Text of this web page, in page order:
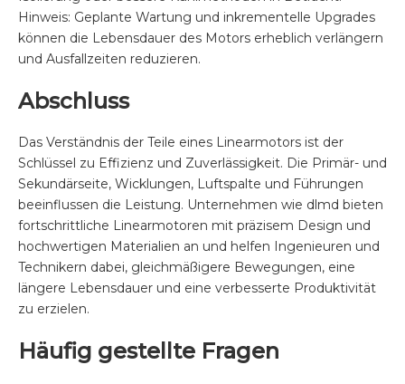
Hinweis: Geplante Wartung und inkrementelle Upgrades
können die Lebensdauer des Motors erheblich verlängern
und Ausfallzeiten reduzieren.
Abschluss
Das Verständnis der Teile eines Linearmotors ist der
Schlüssel zu Effizienz und Zuverlässigkeit. Die Primär- und
Sekundärseite, Wicklungen, Luftspalte und Führungen
beeinflussen die Leistung. Unternehmen wie dlmd bieten
fortschrittliche Linearmotoren mit präzisem Design und
hochwertigen Materialien an und helfen Ingenieuren und
Technikern dabei, gleichmäßigere Bewegungen, eine
längere Lebensdauer und eine verbesserte Produktivität
zu erzielen.
Häufig gestellte Fragen